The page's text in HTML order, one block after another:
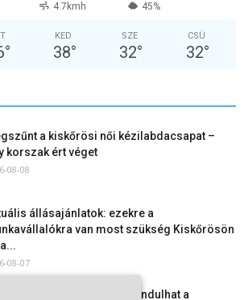
4.7kmh 45%
°
KED
38°
SZE
32°
CSÜ
32°
a kiskőrösi női kézilabdacsapat –
korszak ért véget
08-08
állásajánlatok: ezekre a
van most szükség Kiskőrösön
08-07
Dávid: már ősszel újraindulhat a